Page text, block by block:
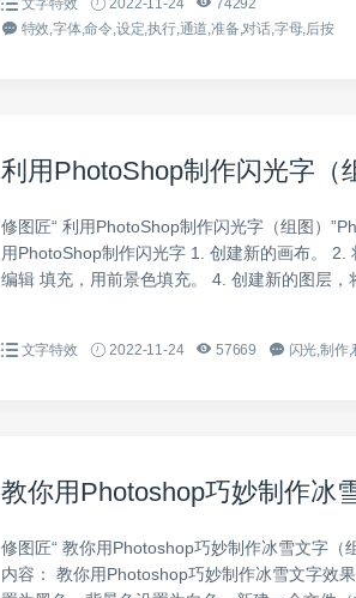
特效,字体,命令,设定,执行,通道,准备,对话,字母,后按
利用PhotoShop制作闪光字（
修图匠“ 利用PhotoShop制作闪光字（组图）
用PhotoShop制作闪光字 1. 创建新的画布。 2.
编辑 填充，用前景色填充。 4. 创建新的图层，
文字特效 2022-11-24 57669 闪光,制作
教你用Photoshop巧妙制作冰
修图匠“ 教你用Photoshop巧妙制作冰雪文字（
内容： 教你用Photoshop巧妙制作冰雪文字效